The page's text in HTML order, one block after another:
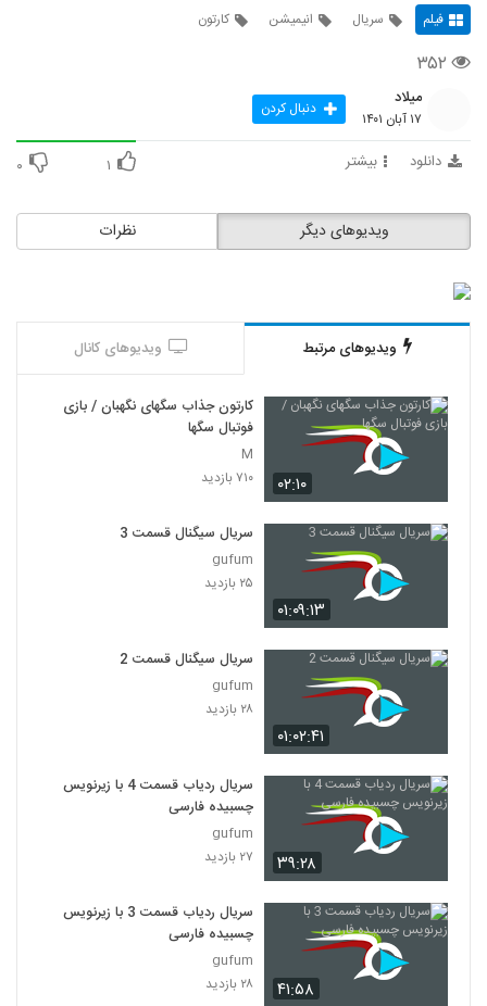
فیلم سریال انیمیشن کارتون
۳۵۲
میلاد
۱۷ آبان ۱۴۰۱ دنبال کردن
دانلود بیشتر ۱ ۰
نظرات ویدیوهای دیگر
ویدیوهای مرتبط ویدیوهای کانال
۰۲:۱۰
کارتون جذاب سگهای نگهبان / بازی
فوتبال سگها
M
۷۱۰ بازدید
۰۱:۰۹:۱۳
سریال سیگنال قسمت 3
gufum
۲۵ بازدید
۰۱:۰۲:۴۱
سریال سیگنال قسمت 2
gufum
۲۸ بازدید
۳۹:۲۸
سریال ردیاب قسمت 4 با زیرنویس
چسبیده فارسی
gufum
۲۷ بازدید
۴۱:۵۸
سریال ردیاب قسمت 3 با زیرنویس
چسبیده فارسی
gufum
۲۸ بازدید